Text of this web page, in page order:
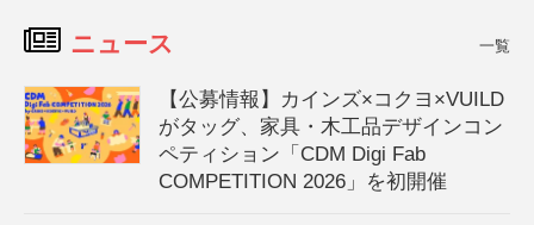
ニュース 一覧
【公募情報】カインズ×コクヨ×VUILD
がタッグ、家具・木工品デザインコン
ペティション「CDM Digi Fab
COMPETITION 2026」を初開催